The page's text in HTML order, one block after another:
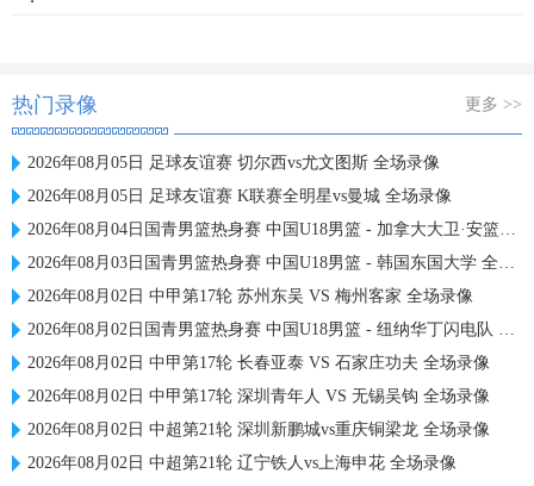
热门录像 更多 >>
2026年08月05日 足球友谊赛 切尔西vs尤文图斯 全场录像
2026年08月05日 足球友谊赛 K联赛全明星vs曼城 全场录像
2026年08月04日国青男篮热身赛 中国U18男篮 - 加拿大大卫·安篮球学院 全场录像
2026年08月03日国青男篮热身赛 中国U18男篮 - 韩国东国大学 全场录像
2026年08月02日 中甲第17轮 苏州东吴 VS 梅州客家 全场录像
2026年08月02日国青男篮热身赛 中国U18男篮 - 纽纳华丁闪电队 全场录像
2026年08月02日 中甲第17轮 长春亚泰 VS 石家庄功夫 全场录像
2026年08月02日 中甲第17轮 深圳青年人 VS 无锡吴钩 全场录像
2026年08月02日 中超第21轮 深圳新鹏城vs重庆铜梁龙 全场录像
2026年08月02日 中超第21轮 辽宁铁人vs上海申花 全场录像